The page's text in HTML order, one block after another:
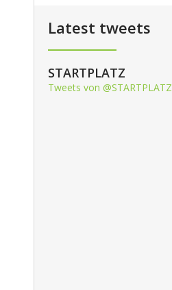
Latest tweets
STARTPLATZ
Tweets von @STARTPLATZ